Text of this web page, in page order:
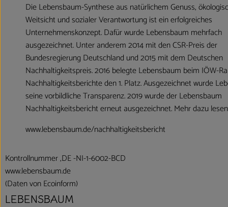
Die Lebensbaum-Synthese aus natürlichem Genuss,
Weitsicht und sozialer Verantwortung ist ein erfolgreiches
Unternehmenskonzept. Dafür wurde Lebensbaum mehrfach
ausgezeichnet. Unter anderem 2014 mit den CSR-Preis der
Bundesregierung Deutschland und 2015 mit dem Deutschen
Nachhaltigkeitspreis. 2016 belegte Lebensbaum beim IÖW-
Nachhaltigkeitsberichte den 1. Platz. Ausgezeichnet wurde
seine vorbildliche Transparenz. 2019 wurde der Lebensbaum
Nachhaltigkeitsbericht erneut ausgezeichnet. Mehr dazu
www.lebensbaum.de/nachhaltigkeitsbericht
Kontrollnummer ,DE -NI-1-6002-BCD
www.lebensbaum.de
(Daten von Ecoinform)
LEBENSBAUM